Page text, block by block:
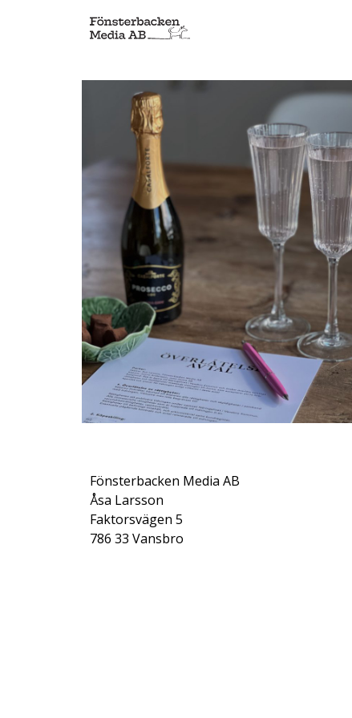
Fönsterbacken Media AB
Åsa Larsson
Faktorsvägen 5
786 33 Vansbro